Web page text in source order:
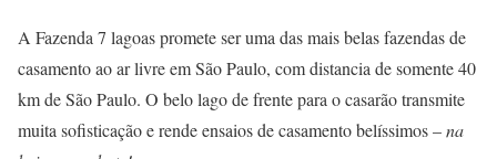
A Fazenda 7 lagoas promete ser uma das mais belas fazendas de
casamento ao ar livre em São Paulo, com distancia de somente 40
km de São Paulo. O belo lago de frente para o casarão transmite
muita sofisticação e rende ensaios de casamento belíssimos –na